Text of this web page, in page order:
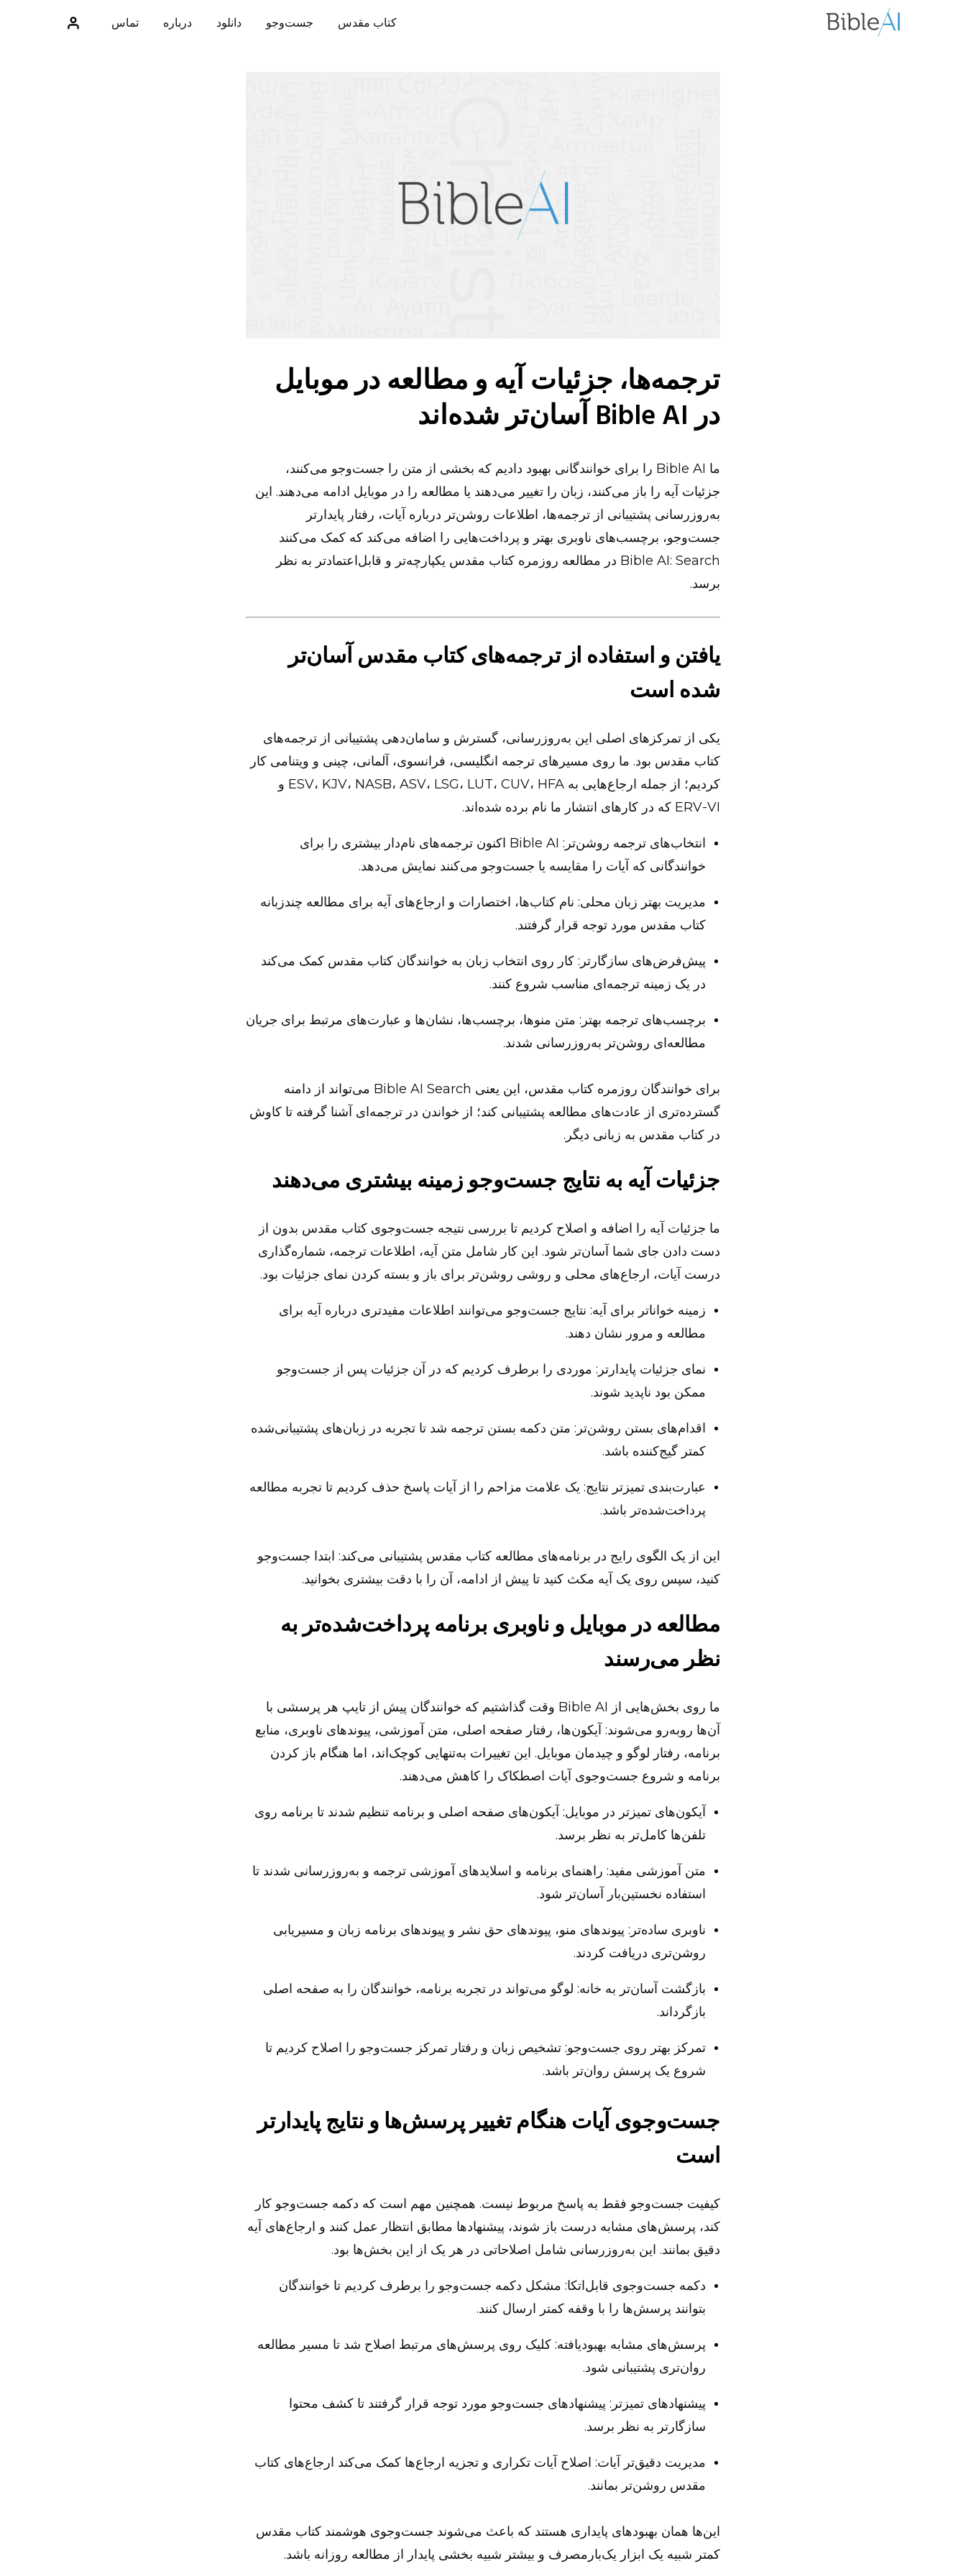
کتاب مقدس جست‌وجو دانلود درباره تماس
ترجمه‌ها، جزئیات آیه و مطالعه در موبایل
در Bible AI آسان‌تر شده‌اند
ما Bible AI را برای خوانندگانی بهبود دادیم که بخشی از متن را جست‌وجو می‌کنند،
جزئیات آیه را باز می‌کنند، زبان را تغییر می‌دهند یا مطالعه را در موبایل ادامه می‌دهند. این
به‌روزرسانی پشتیبانی از ترجمه‌ها، اطلاعات روشن‌تر درباره آیات، رفتار پایدارتر
جست‌وجو، برچسب‌های ناوبری بهتر و پرداخت‌هایی را اضافه می‌کند که کمک می‌کنند
Bible AI: Search در مطالعه روزمره کتاب مقدس یکپارچه‌تر و قابل‌اعتمادتر به نظر
برسد.
یافتن و استفاده از ترجمه‌های کتاب مقدس آسان‌تر
شده است
یکی از تمرکزهای اصلی این به‌روزرسانی، گسترش و سامان‌دهی پشتیبانی از ترجمه‌های
کتاب مقدس بود. ما روی مسیرهای ترجمه انگلیسی، فرانسوی، آلمانی، چینی و ویتنامی کار
کردیم؛ از جمله ارجاع‌هایی به ESV، KJV، NASB، ASV، LSG، LUT، CUV، HFA و
ERV-VI که در کارهای انتشار ما نام برده شده‌اند.
انتخاب‌های ترجمه روشن‌تر: Bible AI اکنون ترجمه‌های نام‌دار بیشتری را برای
خوانندگانی که آیات را مقایسه یا جست‌وجو می‌کنند نمایش می‌دهد.
مدیریت بهتر زبان محلی: نام کتاب‌ها، اختصارات و ارجاع‌های آیه برای مطالعه چندزبانه
کتاب مقدس مورد توجه قرار گرفتند.
پیش‌فرض‌های سازگارتر: کار روی انتخاب زبان به خوانندگان کتاب مقدس کمک می‌کند
در یک زمینه ترجمه‌ای مناسب شروع کنند.
برچسب‌های ترجمه بهتر: متن منوها، برچسب‌ها، نشان‌ها و عبارت‌های مرتبط برای جریان
مطالعه‌ای روشن‌تر به‌روزرسانی شدند.
برای خوانندگان روزمره کتاب مقدس، این یعنی Bible AI Search می‌تواند از دامنه
گسترده‌تری از عادت‌های مطالعه پشتیبانی کند؛ از خواندن در ترجمه‌ای آشنا گرفته تا کاوش
در کتاب مقدس به زبانی دیگر.
جزئیات آیه به نتایج جست‌وجو زمینه بیشتری می‌دهند
ما جزئیات آیه را اضافه و اصلاح کردیم تا بررسی نتیجه جست‌وجوی کتاب مقدس بدون از
دست دادن جای شما آسان‌تر شود. این کار شامل متن آیه، اطلاعات ترجمه، شماره‌گذاری
درست آیات، ارجاع‌های محلی و روشی روشن‌تر برای باز و بسته کردن نمای جزئیات بود.
زمینه خواناتر برای آیه: نتایج جست‌وجو می‌توانند اطلاعات مفیدتری درباره آیه برای
مطالعه و مرور نشان دهند.
نمای جزئیات پایدارتر: موردی را برطرف کردیم که در آن جزئیات پس از جست‌وجو
ممکن بود ناپدید شوند.
اقدام‌های بستن روشن‌تر: متن دکمه بستن ترجمه شد تا تجربه در زبان‌های پشتیبانی‌شده
کمتر گیج‌کننده باشد.
عبارت‌بندی تمیزتر نتایج: یک علامت مزاحم را از آیات پاسخ حذف کردیم تا تجربه مطالعه
پرداخت‌شده‌تر باشد.
این از یک الگوی رایج در برنامه‌های مطالعه کتاب مقدس پشتیبانی می‌کند: ابتدا جست‌وجو
کنید، سپس روی یک آیه مکث کنید تا پیش از ادامه، آن را با دقت بیشتری بخوانید.
مطالعه در موبایل و ناوبری برنامه پرداخت‌شده‌تر به
نظر می‌رسند
ما روی بخش‌هایی از Bible AI وقت گذاشتیم که خوانندگان پیش از تایپ هر پرسشی با
آن‌ها روبه‌رو می‌شوند: آیکون‌ها، رفتار صفحه اصلی، متن آموزشی، پیوندهای ناوبری، منابع
برنامه، رفتار لوگو و چیدمان موبایل. این تغییرات به‌تنهایی کوچک‌اند، اما هنگام باز کردن
برنامه و شروع جست‌وجوی آیات اصطکاک را کاهش می‌دهند.
آیکون‌های تمیزتر در موبایل: آیکون‌های صفحه اصلی و برنامه تنظیم شدند تا برنامه روی
تلفن‌ها کامل‌تر به نظر برسد.
متن آموزشی مفید: راهنمای برنامه و اسلایدهای آموزشی ترجمه و به‌روزرسانی شدند تا
استفاده نخستین‌بار آسان‌تر شود.
ناوبری ساده‌تر: پیوندهای منو، پیوندهای حق نشر و پیوندهای برنامه زبان و مسیر‌یابی
روشن‌تری دریافت کردند.
بازگشت آسان‌تر به خانه: لوگو می‌تواند در تجربه برنامه، خوانندگان را به صفحه اصلی
بازگرداند.
تمرکز بهتر روی جست‌وجو: تشخیص زبان و رفتار تمرکز جست‌وجو را اصلاح کردیم تا
شروع یک پرسش روان‌تر باشد.
جست‌وجوی آیات هنگام تغییر پرسش‌ها و نتایج پایدارتر
است
کیفیت جست‌وجو فقط به پاسخ مربوط نیست. همچنین مهم است که دکمه جست‌وجو کار
کند، پرسش‌های مشابه درست باز شوند، پیشنهادها مطابق انتظار عمل کنند و ارجاع‌های آیه
دقیق بمانند. این به‌روزرسانی شامل اصلاحاتی در هر یک از این بخش‌ها بود.
دکمه جست‌وجوی قابل‌اتکا: مشکل دکمه جست‌وجو را برطرف کردیم تا خوانندگان
بتوانند پرسش‌ها را با وقفه کمتر ارسال کنند.
پرسش‌های مشابه بهبود‌یافته: کلیک روی پرسش‌های مرتبط اصلاح شد تا مسیر مطالعه
روان‌تری پشتیبانی شود.
پیشنهادهای تمیزتر: پیشنهادهای جست‌وجو مورد توجه قرار گرفتند تا کشف محتوا
سازگارتر به نظر برسد.
مدیریت دقیق‌تر آیات: اصلاح آیات تکراری و تجزیه ارجاع‌ها کمک می‌کند ارجاع‌های کتاب
مقدس روشن‌تر بمانند.
این‌ها همان بهبودهای پایداری هستند که باعث می‌شوند جست‌وجوی هوشمند کتاب مقدس
کمتر شبیه یک ابزار یک‌بارمصرف و بیشتر شبیه بخشی پایدار از مطالعه روزانه باشد.